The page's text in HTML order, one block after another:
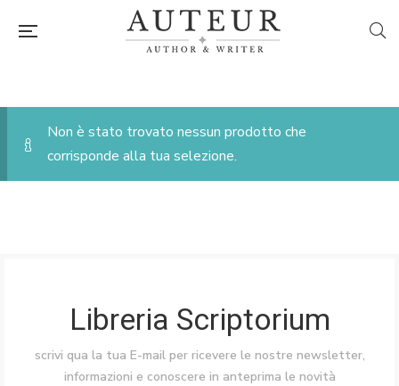
Non è stato trovato nessun prodotto che
corrisponde alla tua selezione.
Libreria Scriptorium
scrivi qua la tua E-mail per ricevere le nostre newsletter,
informazioni e conoscere in anteprima le novità